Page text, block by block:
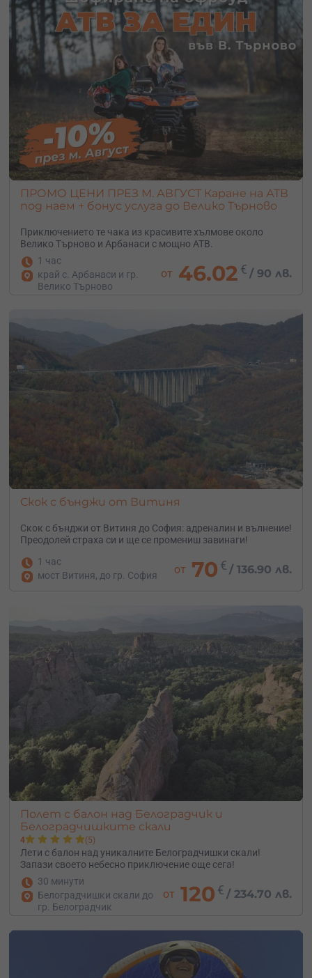
ПРОМО ЦЕНИ ПРЕЗ М. АВГУСТ Каране на АТВ
под наем + бонус услуга до Велико Търново
Приключението те чака из красивите хълмове около
Велико Търново и Арбанаси с мощно АТВ.
1 час
край с. Арбанаси и гр.
Велико Търново
от 46.02 € /90 лв.
Скок с бънджи от Витиня
Скок с бънджи от Витиня до София: адреналин и вълнение!
Преодолей страха си и ще се промениш завинаги!
1 час
мост Витиня, до гр. София
от 70 € /136.90 лв.
Полет с балон над Белоградчик и
Белоградчишките скали
4 (5)
Лети с балон над уникалните Белоградчишки скали!
Запази своето небесно приключение още сега!
30 минути
Белоградчишки скали до
гр. Белоградчик
от 120 € / 234.70 лв.